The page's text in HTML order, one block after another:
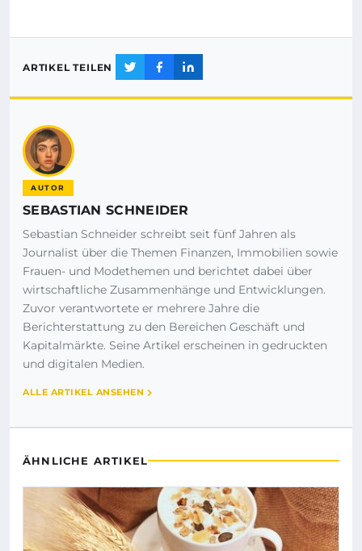
ARTIKEL TEILEN
AUTOR
SEBASTIAN SCHNEIDER
Sebastian Schneider schreibt seit fünf Jahren als
Journalist über die Themen Finanzen, Immobilien sowie
Frauen- und Modethemen und berichtet dabei über
wirtschaftliche Zusammenhänge und Entwicklungen.
Zuvor verantwortete er mehrere Jahre die
Berichterstattung zu den Bereichen Geschäft und
Kapitalmärkte. Seine Artikel erscheinen in gedruckten
und digitalen Medien.
ALLE ARTIKEL ANSEHEN
ÄHNLICHE ARTIKEL